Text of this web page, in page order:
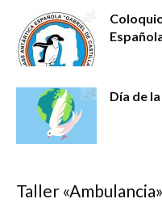
Día de la
Taller «Ambulancia»